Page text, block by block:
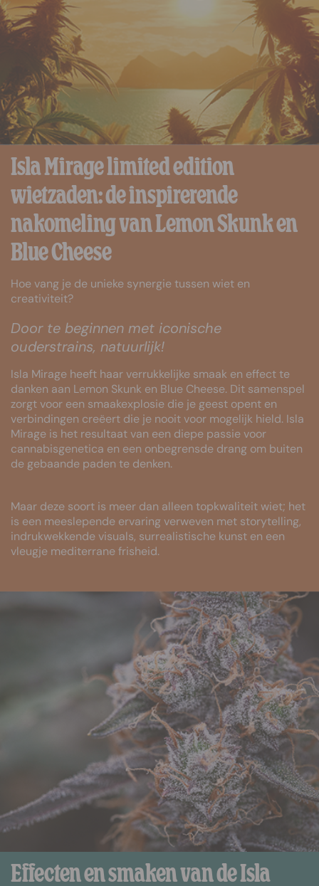
Isla Mirage limited edition
wietzaden: de inspirerende
nakomeling van Lemon Skunk en
Blue Cheese
Hoe vang je de unieke synergie tussen wiet en
creativiteit?
Door te beginnen met iconische
ouderstrains, natuurlijk!
Isla Mirage heeft haar verrukkelijke smaak en effect te
danken aan Lemon Skunk en Blue Cheese. Dit samenspel
zorgt voor een smaakexplosie die je geest opent en
verbindingen creëert die je nooit voor mogelijk hield. Isla
Mirage is het resultaat van een diepe passie voor
cannabisgenetica en een onbegrensde drang om buiten
de gebaande paden te denken.
Maar deze soort is meer dan alleen topkwaliteit wiet; het
is een meeslepende ervaring verweven met storytelling,
indrukwekkende visuals, surrealistische kunst en een
vleugje mediterrane frisheid.
Effecten en smaken van de Isla